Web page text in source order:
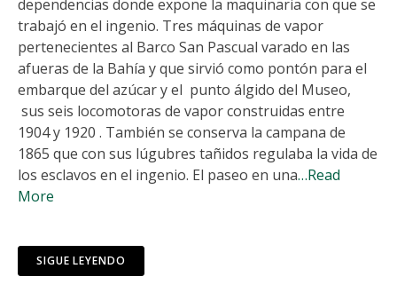
dependencias donde expone la maquinaria con que se
trabajó en el ingenio. Tres máquinas de vapor
pertenecientes al Barco San Pascual varado en las
afueras de la Bahía y que sirvió como pontón para el
embarque del azúcar y el punto álgido del Museo,
sus seis locomotoras de vapor construidas entre
1904 y 1920 . También se conserva la campana de
1865 que con sus lúgubres tañidos regulaba la vida de
los esclavos en el ingenio. El paseo en una…Read
More
SIGUE LEYENDO